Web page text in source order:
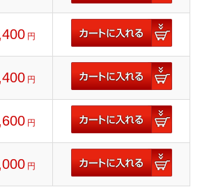
円
円
円
円